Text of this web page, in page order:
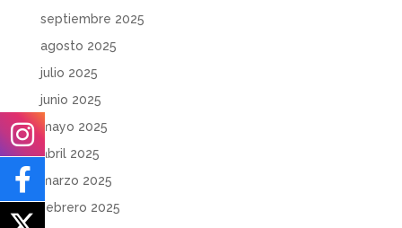
septiembre 2025
agosto 2025
julio 2025
junio 2025
mayo 2025
abril 2025
marzo 2025
febrero 2025